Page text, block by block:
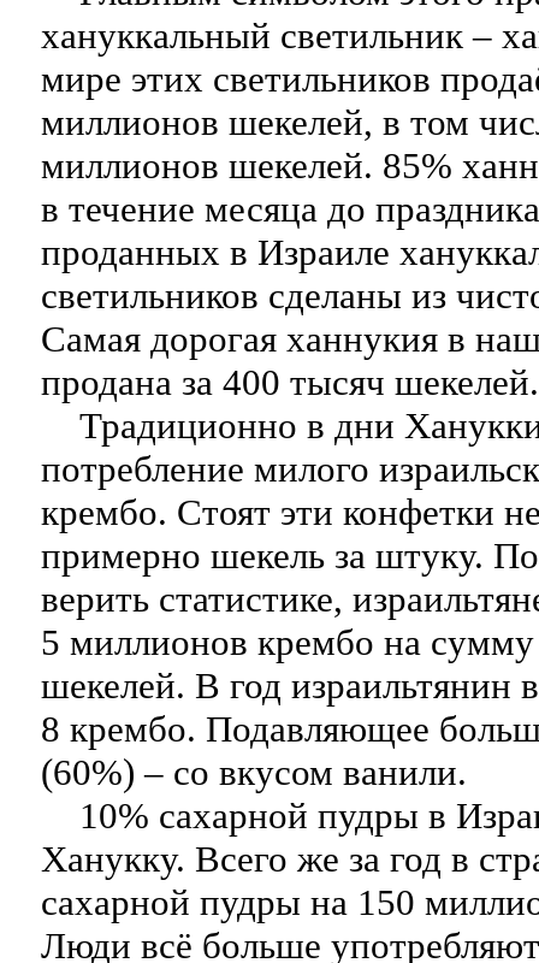
хануккальный светильник –
мире этих светильников
миллионов шекелей, в том
миллионов шекелей. 85%
в течение месяца до
проданных в Израиле
светильников сделаны из
Самая дорогая ханнукия в
продана за 400 тысяч шекелей.
Традиционно в дни Ханукки
потребление милого
крембо. Стоят эти конфетки
примерно шекель за штуку.
верить статистике,
5 миллионов крембо на
шекелей. В год израильтянин
8 крембо. Подавляющее
(60%) – со вкусом ванили.
10% сахарной пудры в
Ханукку. Всего же за год в
сахарной пудры на 150
Люди всё больше